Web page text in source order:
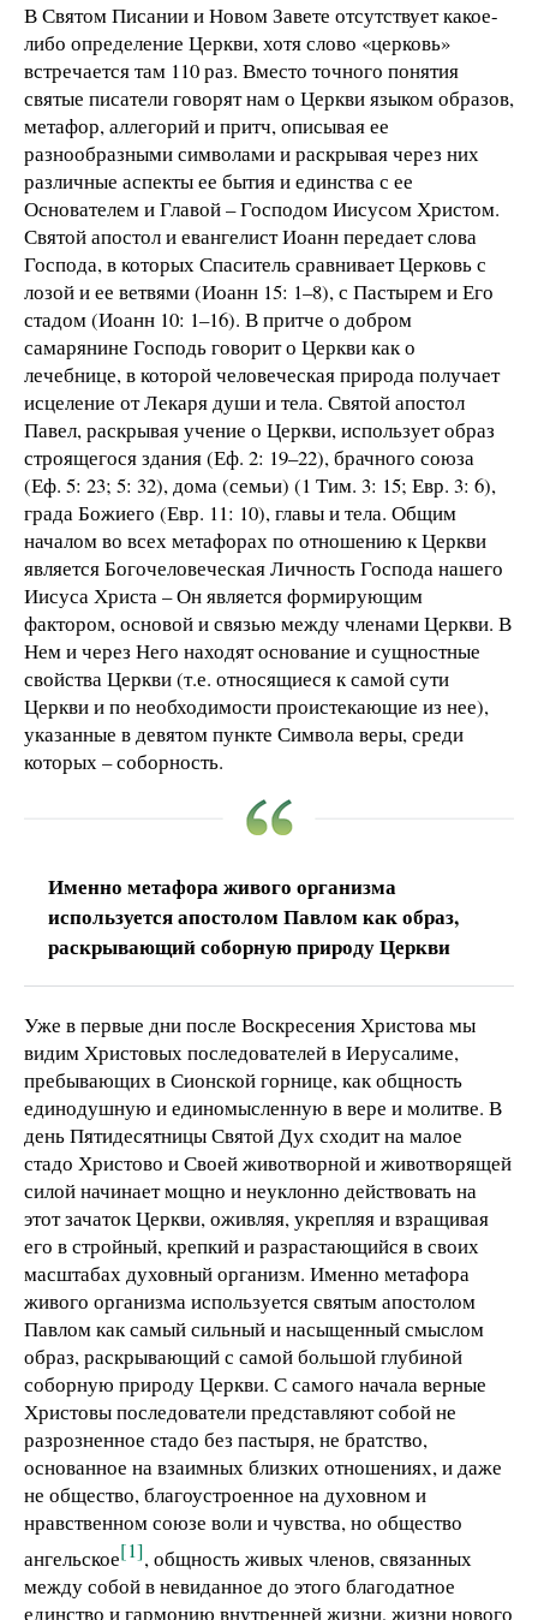
В Святом Писании и Новом Завете отсутствует какое-
либо определение Церкви, хотя слово «церковь»
встречается там 110 раз. Вместо точного понятия
святые писатели говорят нам о Церкви языком образов,
метафор, аллегорий и притч, описывая ее
разнообразными символами и раскрывая через них
различные аспекты ее бытия и единства с ее
Основателем и Главой – Господом Иисусом Христом.
Святой апостол и евангелист Иоанн передает слова
Господа, в которых Спаситель сравнивает Церковь с
лозой и ее ветвями (Иоанн 15: 1–8), с Пастырем и Его
стадом (Иоанн 10: 1–16). В притче о добром
самарянине Господь говорит о Церкви как о
лечебнице, в которой человеческая природа получает
исцеление от Лекаря души и тела. Святой апостол
Павел, раскрывая учение о Церкви, использует образ
строящегося здания (Еф. 2: 19–22), брачного союза
(Еф. 5: 23; 5: 32), дома (семьи) (1 Тим. 3: 15; Евр. 3: 6),
града Божиего (Евр. 11: 10), главы и тела. Общим
началом во всех метафорах по отношению к Церкви
является Богочеловеческая Личность Господа нашего
Иисуса Христа – Он является формирующим
фактором, основой и связью между членами Церкви. В
Нем и через Него находят основание и сущностные
свойства Церкви (т.е. относящиеся к самой сути
Церкви и по необходимости проистекающие из нее),
указанные в девятом пункте Символа веры, среди
которых – соборность.
Именно метафора живого организма
используется апостолом Павлом как образ,
раскрывающий соборную природу Церкви
Уже в первые дни после Воскресения Христова мы
видим Христовых последователей в Иерусалиме,
пребывающих в Сионской горнице, как общность
единодушную и единомысленную в вере и молитве. В
день Пятидесятницы Святой Дух сходит на малое
стадо Христово и Своей животворной и животворящей
силой начинает мощно и неуклонно действовать на
этот зачаток Церкви, оживляя, укрепляя и взращивая
его в стройный, крепкий и разрастающийся в своих
масштабах духовный организм. Именно метафора
живого организма используется святым апостолом
Павлом как самый сильный и насыщенный смыслом
образ, раскрывающий с самой большой глубиной
соборную природу Церкви. С самого начала верные
Христовы последователи представляют собой не
разрозненное стадо без пастыря, не братство,
основанное на взаимных близких отношениях, и даже
не общество, благоустроенное на духовном и
нравственном союзе воли и чувства, но общество
ангельское[1], общность живых членов, связанных
между собой в невиданное до этого благодатное
единство и гармонию внутренней жизни, жизни нового